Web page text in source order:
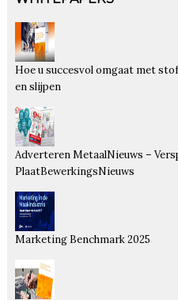
Hoe u succesvol omgaat met
en slijpen
Adverteren MetaalNieuws –
PlaatBewerkingsNieuws
Marketing Benchmark 2025